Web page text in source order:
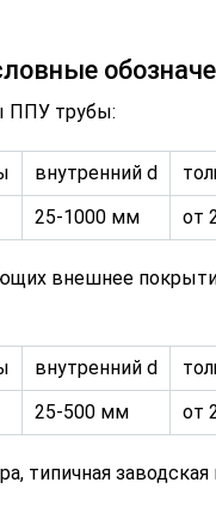
ППУ трубы:
внутренний d
25-1000 мм от
внешнее
внутренний d
25-500 мм от
типичная